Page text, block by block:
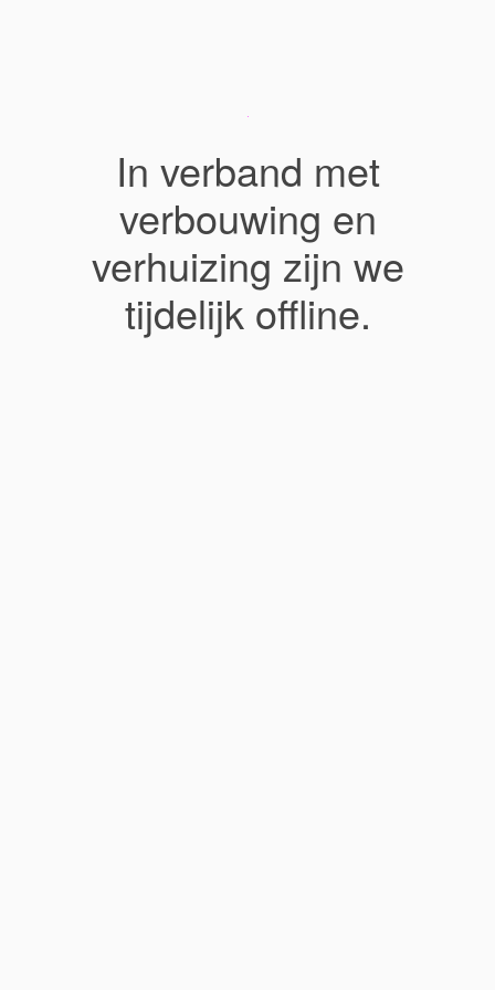
In verband met
verbouwing en
verhuizing zijn we
tijdelijk offline.